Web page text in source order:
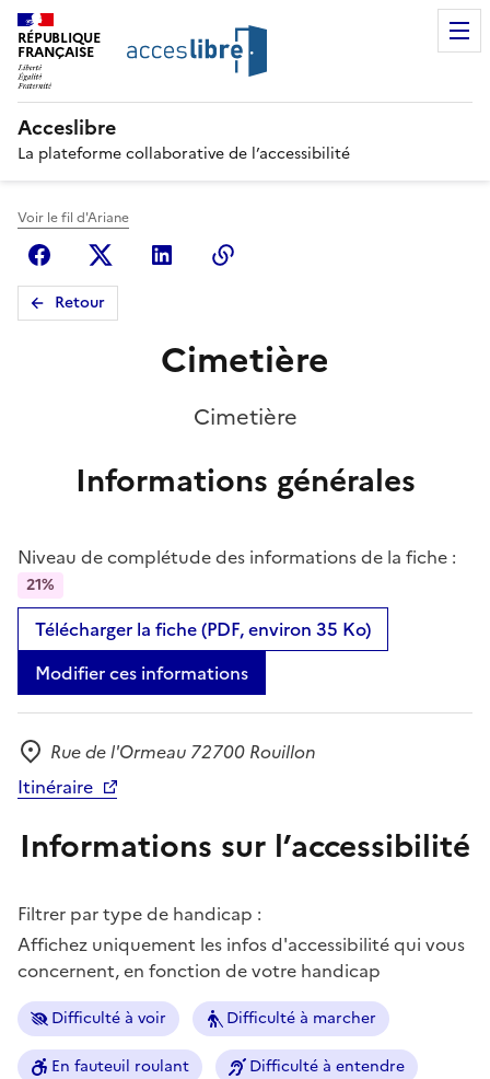
RÉPUBLIQUE
FRANÇAISE
Acceslibre
La plateforme collaborative de l’accessibilité
Voir le fil d'Ariane
FacebookX (anciennement Twitter)
Linkedin
Retour
Cimetière
Cimetière
Informations générales
Niveau de complétude des informations de la fiche :
21%
Télécharger la fiche (PDF, environ 35 Ko)
Modifier ces informations
Adresse
Rue de l'Ormeau 72700 Rouillon
Itinéraire
Informations sur l’accessibilité
Filtrer par type de handicap :
Affichez uniquement les infos d'accessibilité qui vous
concernent, en fonction de votre handicap
Difficulté à voir Difficulté à marcher
En fauteuil roulant Difficulté à entendre